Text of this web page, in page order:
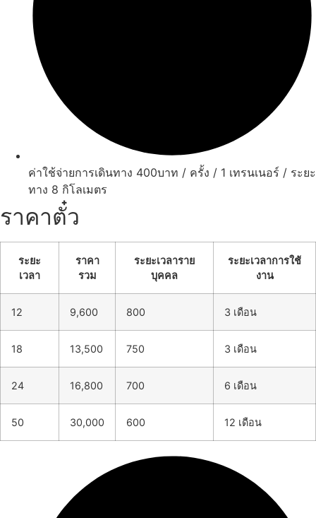
ค่าใช้จ่ายการเดินทาง 400บาท / ครั้ง / 1 เทรนเนอร์ / ระยะ
ทาง 8 กิโลเมตร
ราคาตั๋ว
ระยะ
เวลา
ราคา
รวม
ระยะเวลาราย
บุคคล
ระยะเวลาการใช้
งาน
12 9,600 800 3 เดือน
18 13,500 750 3 เดือน
24 16,800 700 6 เดือน
50 30,000 600 12 เดือน